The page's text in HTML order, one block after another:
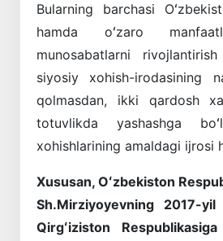
Bularning barchasi
hamda oʻzaro
munosabatlarni
siyosiy xohish-irodasining
qolmasdan, ikki qardosh
totuvlikda yashashga
xohishlarining amaldagi ijrosi
Xususan, Oʻzbekiston
Sh.Mirziyoyevning 2017-
Qirgʻiziston